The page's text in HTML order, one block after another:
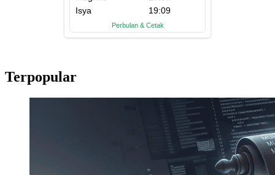
Terpopular